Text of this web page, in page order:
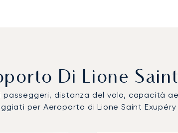
Di Lione
distanza del volo, capacità
per Aeroporto di Lione Saint Exupéry